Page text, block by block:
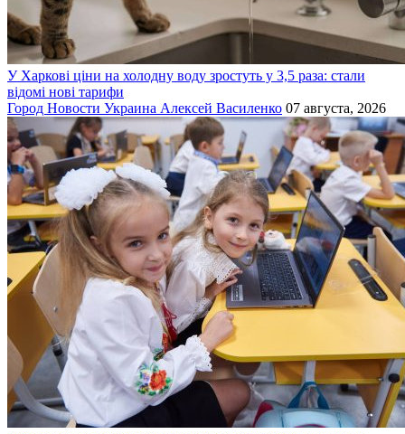
У Харкові ціни на холодну воду зростуть у 3,5 раза: стали
відомі нові тарифи
Город Новости Украина Алексей Василенко 07 августа, 2026